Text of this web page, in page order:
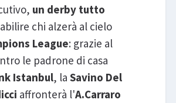
un derby tutto
chi alzerà al cielo
League: grazie al
le padrone di casa
Istanbul, la Savino Del
affronterà l'A.Carraro